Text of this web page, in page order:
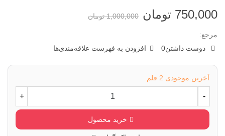
750,000 تومان 1,000,000 تومان
مرجع:
دوست داشتن0 افزودن به فهرست علاقه‌مندی‌ها
آخرین موجودی 2 قلم
-
+
خرید محصول